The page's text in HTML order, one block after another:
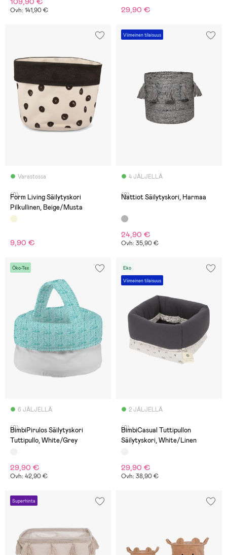
Ovh: 141,90 € 29,90 €
Varastossa
(0)
Form Living Säilytyskori
Pilkullinen, Beige/Musta
9,90 €
Viimeinen tilaisuus
4 JÄLJELLÄ
(0)
Nattiot Säilytyskori, Harmaa
24,90 €
Ovh: 35,90 €
Öko-Tex
6 JÄLJELLÄ
(0)
BimbiPirulos Säilytyskori
Tuttipullo, White/Grey
29,90 €
Ovh: 42,90 €
Eko
Viimeinen tilaisuus
2 JÄLJELLÄ
(0)
BimbiCasual Tuttipullon
Säilytyskori, White/Linen
29,90 €
Ovh: 38,90 €
Superhinta